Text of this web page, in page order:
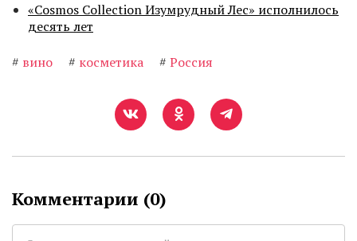
«Cosmos Collection Изумрудный Лес» исполнилось
десять лет
# вино # косметика # Россия
Комментарии (0)